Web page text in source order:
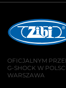
OFICJALNYM
G-SHOCK W
WARSZAWA